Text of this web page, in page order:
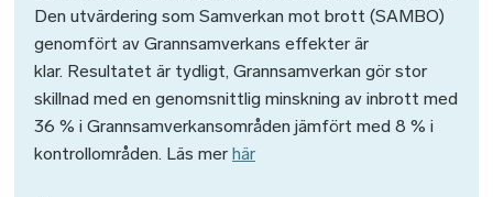
Den utvärdering som Samverkan mot brott (SAMBO)
genomfört av Grannsamverkans effekter är
klar. Resultatet är tydligt, Grannsamverkan gör stor
skillnad med en genomsnittlig minskning av inbrott med
36 % i Grannsamverkansområden jämfört med 8 % i
kontrollområden. Läs mer här